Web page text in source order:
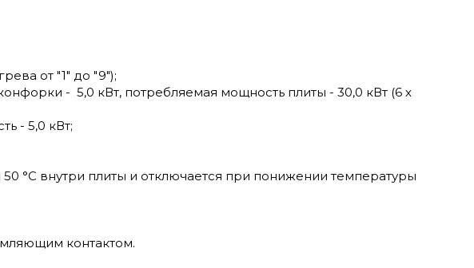
от "1" до "9");
- 5,0 кВт, потребляемая мощность плиты - 30,0 кВт (6 х
- 5,0 кВт;
°С внутри плиты и отключается при понижении температуры
контактом.